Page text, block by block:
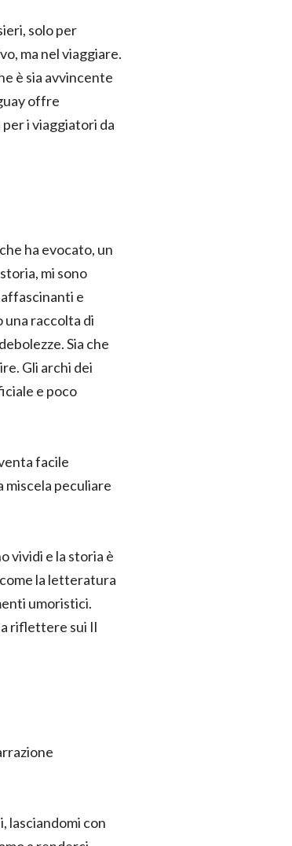
solo per
ma nel viaggiare.
è sia avvincente
offre
i viaggiatori da
ha evocato, un
mi sono
e
raccolta di
Sia che
Gli archi dei
e poco
facile
miscela peculiare
vividi e la storia è
la letteratura
umoristici.
riflettere sui Il
lasciandomi con